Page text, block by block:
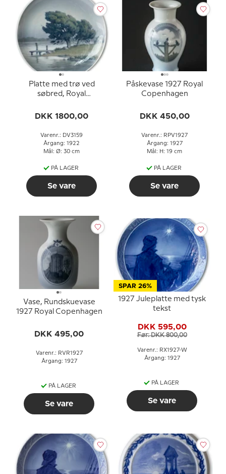
Platte med trø ved
søbred, Royal
Signeret: 13/10 1922 R.
DKK 1800,00
Varenr.: DV3159
Årgang: 1922
Mål: Ø: 30 cm
PÅ LAGER
Se vare
Påskevase 1927 Royal
Copenhagen
DKK 450,00
Varenr.: RPV1927
Årgang: 1927
Mål: H: 19 cm
PÅ LAGER
Se vare
Vase, Rundskuevase
1927 Royal Copenhagen
DKK 495,00
Varenr.: RVR1927
Årgang: 1927
PÅ LAGER
Se vare
SPAR 26%
1927 Juleplatte med tysk
tekst
DKK 595,00
Før: DKK 800,00
Varenr.: RX1927-W
Årgang: 1927
PÅ LAGER
Se vare